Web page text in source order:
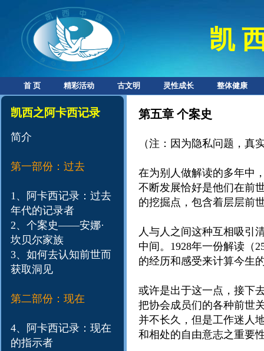
凯
首 页 精彩活动 古文明 灵性成长 整体健康
第五章 个案史
（注：因为隐私问题，真
在为别人做解读的多年中
不断发展恰好是他们在前
的挖掘点，包含着层层前
人与人之间这种互相吸引
中间。1928年一份解读（
的经历和感受来计算今生
或许是出于这一点，接下
把协会成员们的各种前世
并不长久，但是工作迷人
和相处的自由意志之重要
凯西之阿卡西记录
简介
第一部份：过去
1、阿卡西记录：过去
年代的记录者
2、个案史——安娜·
坎贝尔家族
3、如何去认知前世而
获取洞见
第二部份：现在
4、阿卡西记录：现在
的指示者